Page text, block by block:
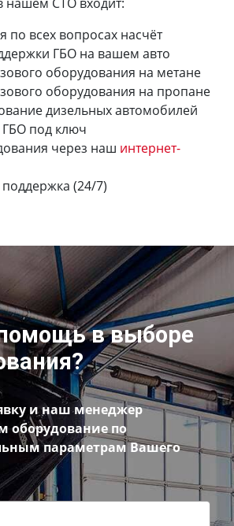
по всех вопросах насчёт
ГБО на вашем авто
оборудования на метане
оборудования на пропане
дизельных автомобилей
ГБО под ключ
через наш интернет-
(24/7)
в выборе
и наш менеджер
оборудование по
параметрам Вашего